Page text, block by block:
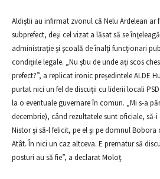
Aldiştii au infirmat zvonul că Nelu Ardelean ar
subprefect, deşi cel vizat a lăsat să se
administraţie şi şcoală de înalţi funcţionari
condiţiile legale. „Nu ştiu de unde aţi scos
prefect?”, a replicat ironic preşedintele ALDE
purtat nici un fel de discuţii cu liderii locali
la o eventuale guvernare în comun. „Mi s-a
decembrie), când rezultatele sunt oficiale,
Nistor şi să-l felicit, pe el şi pe domnul Bobora
Atât. În nici un caz altceva. E prematur să
posturi au să fie”, a declarat Moloţ.